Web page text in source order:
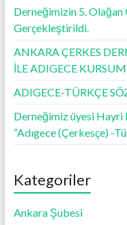
Derneğimizin 5. Olağan
Gerçekleştirildi.
ANKARA ÇERKES
İLE ADIGECE
ADIGECE-TÜRKÇE
Derneğimiz üyesi Hayri
“Adıgece (Çerkesçe) -
Kategoriler
Ankara Şubesi